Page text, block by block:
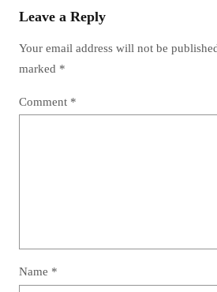
Leave a Reply
Your email address will not be
marked *
Comment *
Name *